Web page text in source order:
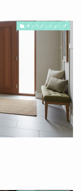
オンラインショップ